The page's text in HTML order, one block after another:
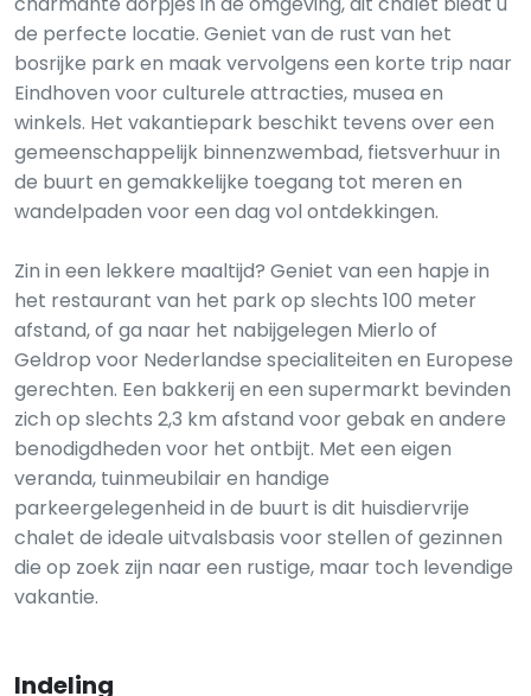
de perfecte locatie. Geniet van de rust van het
bosrijke park en maak vervolgens een korte trip naar
Eindhoven voor culturele attracties, musea en
winkels. Het vakantiepark beschikt tevens over een
gemeenschappelijk binnenzwembad, fietsverhuur in
de buurt en gemakkelijke toegang tot meren en
wandelpaden voor een dag vol ontdekkingen.
Zin in een lekkere maaltijd? Geniet van een hapje in
het restaurant van het park op slechts 100 meter
afstand, of ga naar het nabijgelegen Mierlo of
Geldrop voor Nederlandse specialiteiten en Europese
gerechten. Een bakkerij en een supermarkt bevinden
zich op slechts 2,3 km afstand voor gebak en andere
benodigdheden voor het ontbijt. Met een eigen
veranda, tuinmeubilair en handige
parkeergelegenheid in de buurt is dit huisdiervrije
chalet de ideale uitvalsbasis voor stellen of gezinnen
die op zoek zijn naar een rustige, maar toch levendige
vakantie.
Indeling